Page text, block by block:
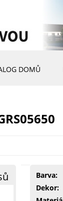
DOMŮ
Barva:
Dekor: